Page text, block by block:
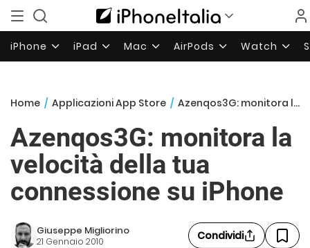
iPhone iPad Mac AirPods Watch
Home / Applicazioni App Store / Azenqos3G: monitora la velocità della tua connessione su iPhone
Azenqos3G: monitora la
velocità della tua
connessione su iPhone
Giuseppe Migliorino
21 Gennaio 2010 Condividi